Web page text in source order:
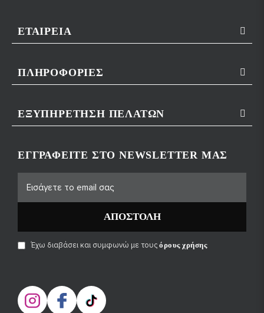
ΕΤΑΙΡΕΊΑ
ΠΛΗΡΟΦΟΡΊΕΣ
ΕΞΥΠΗΡΈΤΗΣΗ ΠΕΛΑΤΏΝ
ΕΓΓΡΑΦΕΊΤΕ ΣΤΟ NEWSLETTER ΜΑΣ
ΑΠΟΣΤΟΛΉ
Έχω διαβάσει και συμφωνώ με τους όρους χρήσης